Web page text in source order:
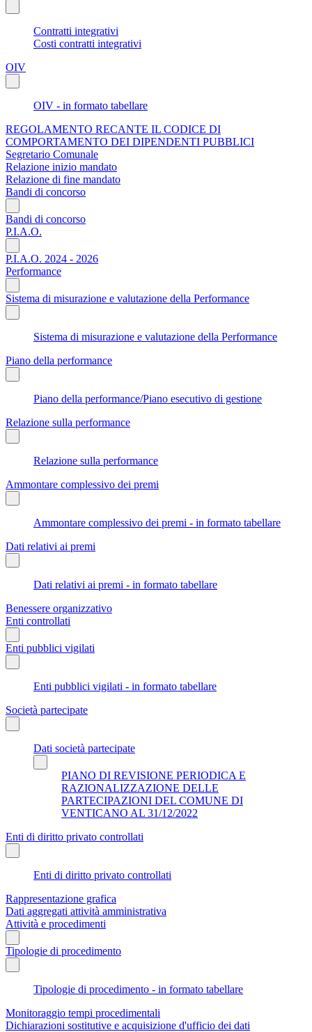
Contratti integrativi
Costi contratti integrativi
OIV
OIV - in formato tabellare
REGOLAMENTO RECANTE IL CODICE DI
COMPORTAMENTO DEI DIPENDENTI PUBBLICI
Segretario Comunale
Relazione inizio mandato
Relazione di fine mandato
Bandi di concorso
Bandi di concorso
P.I.A.O.
P.I.A.O. 2024 - 2026
Performance
Sistema di misurazione e valutazione della Performance
Sistema di misurazione e valutazione della Performance
Piano della performance
Piano della performance/Piano esecutivo di gestione
Relazione sulla performance
Relazione sulla performance
Ammontare complessivo dei premi
Ammontare complessivo dei premi - in formato tabellare
Dati relativi ai premi
Dati relativi ai premi - in formato tabellare
Benessere organizzativo
Enti controllati
Enti pubblici vigilati
Enti pubblici vigilati - in formato tabellare
Società partecipate
Dati società partecipate
PIANO DI REVISIONE PERIODICA E
RAZIONALIZZAZIONE DELLE
PARTECIPAZIONI DEL COMUNE DI
VENTICANO AL 31/12/2022
Enti di diritto privato controllati
Enti di diritto privato controllati
Rappresentazione grafica
Dati aggregati attività amministrativa
Attività e procedimenti
Tipologie di procedimento
Tipologie di procedimento - in formato tabellare
Monitoraggio tempi procedimentali
Dichiarazioni sostitutive e acquisizione d'ufficio dei dati